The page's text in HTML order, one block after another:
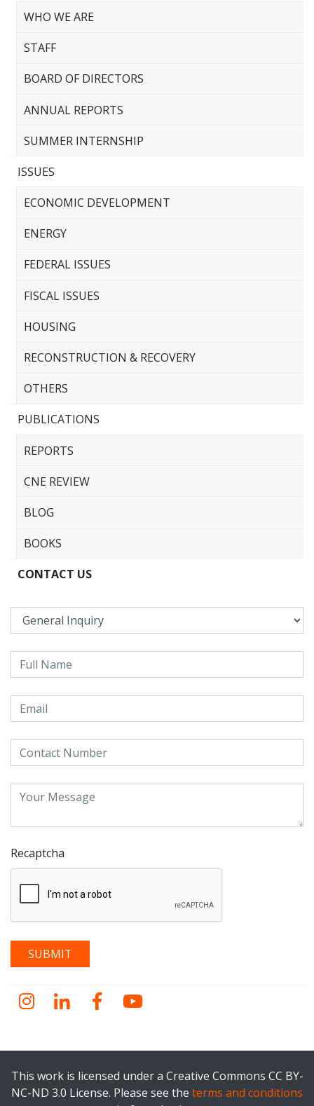
WHO WE ARE
STAFF
BOARD OF DIRECTORS
ANNUAL REPORTS
SUMMER INTERNSHIP
ISSUES
ECONOMIC DEVELOPMENT
ENERGY
FEDERAL ISSUES
FISCAL ISSUES
HOUSING
RECONSTRUCTION & RECOVERY
OTHERS
PUBLICATIONS
REPORTS
CNE REVIEW
BLOG
BOOKS
CONTACT US
Recaptcha
Instagram
LinkedInFacebookYouTube
This work is licensed under a Creative Commons CC BY-
NC-ND 3.0 License. Please see the terms and conditions